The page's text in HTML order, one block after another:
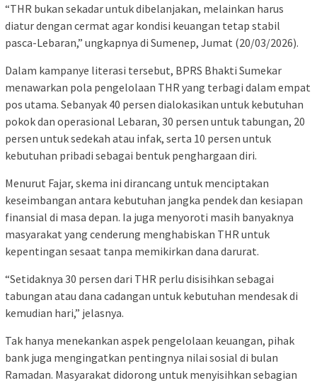
“THR bukan sekadar untuk dibelanjakan, melainkan harus
diatur dengan cermat agar kondisi keuangan tetap stabil
pasca-Lebaran,” ungkapnya di Sumenep, Jumat (20/03/2026).
Dalam kampanye literasi tersebut, BPRS Bhakti Sumekar
menawarkan pola pengelolaan THR yang terbagi dalam empat
pos utama. Sebanyak 40 persen dialokasikan untuk kebutuhan
pokok dan operasional Lebaran, 30 persen untuk tabungan, 20
persen untuk sedekah atau infak, serta 10 persen untuk
kebutuhan pribadi sebagai bentuk penghargaan diri.
Menurut Fajar, skema ini dirancang untuk menciptakan
keseimbangan antara kebutuhan jangka pendek dan kesiapan
finansial di masa depan. Ia juga menyoroti masih banyaknya
masyarakat yang cenderung menghabiskan THR untuk
kepentingan sesaat tanpa memikirkan dana darurat.
“Setidaknya 30 persen dari THR perlu disisihkan sebagai
tabungan atau dana cadangan untuk kebutuhan mendesak di
kemudian hari,” jelasnya.
Tak hanya menekankan aspek pengelolaan keuangan, pihak
bank juga mengingatkan pentingnya nilai sosial di bulan
Ramadan. Masyarakat didorong untuk menyisihkan sebagian